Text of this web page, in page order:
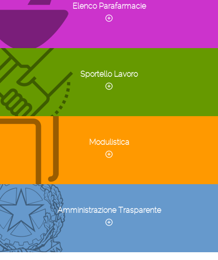
Elenco Parafarmacie
Sportello Lavoro
Modulistica
Amministrazione Trasparente